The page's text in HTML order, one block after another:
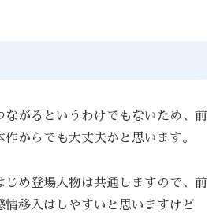
ながるというわけでもないため、前
からでも大丈夫かと思います。
じめ登場人物は共通しますので、前
情移入はしやすいと思いますけど